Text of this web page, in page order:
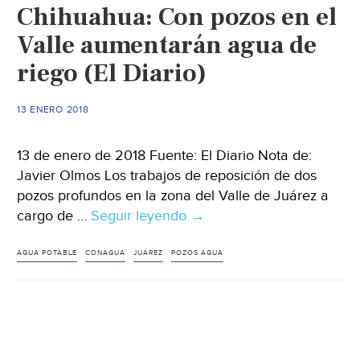
de
(El
Heraldo
Chihuahua: Con pozos en el
Valle aumentarán agua de
riego (El Diario)
13 ENERO 2018
13 de enero de 2018 Fuente: El Diario Nota de:
Javier Olmos Los trabajos de reposición de dos
pozos profundos en la zona del Valle de Juárez a
cargo de … Seguir leyendo Chihuahua:
pozos
→
AGUA POTABLE CONAGUA JUÁREZ POZOS AGUA